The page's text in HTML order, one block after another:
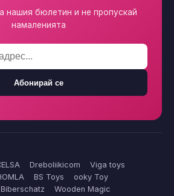
нашия бюлетин и не пропускай
намаленията
Абонирай се
Dreboliikicom
Viga toys
BS Toys
ooky Toy
Biberschatz
Wooden Magic